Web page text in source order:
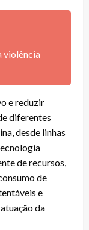
violência
e reduzir
diferentes
desde linhas
de recursos,
de
e
da